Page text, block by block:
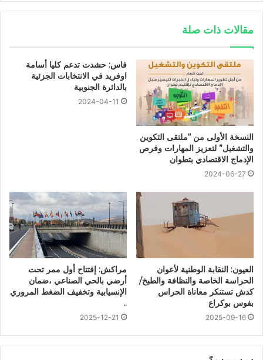
مقالات ذات صلة
النسخة الأولى من “ملتقى التكوين
والتشغيل” لتعزيز المهارات وفرص
الإدماج الاقتصادي بتطوان
2024-06-27
فاس: حشدت تدعم كليا أسامة
اوفريد في الانتخابات الجزئية
بالدائرة الجنوبية
2024-04-11
العيون: النقابة الوطنية لأعوان
الحراسة الخاصة والنظافة والطبخ/
كدش تستنكر معاناة الحراس
بفوس بوكراع
2025-09-16
مراكش: إفتتاح أول ممر تحت
أرضي بالحي الصناعي ،ضمان
الإنسيابية وتخفيف الضغط المروري
..
2025-12-21